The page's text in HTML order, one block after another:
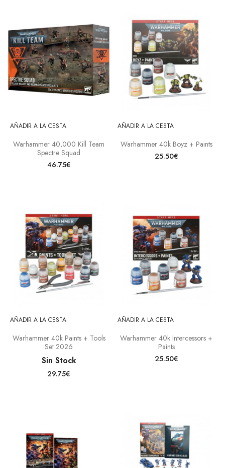
AÑADIR A LA CESTA
Warhammer 40,000 Kill Team
Spectre Squad
46.75€
AÑADIR A LA CESTA
Warhammer 40k Boyz + Paints
25.50€
AÑADIR A LA CESTA
Warhammer 40k Paints + Tools
Set 2026
Sin Stock
29.75€
AÑADIR A LA CESTA
Warhammer 40k Intercessors +
Paints
25.50€